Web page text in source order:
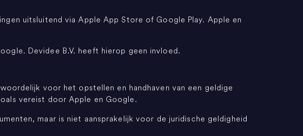
uitsluitend via Apple App Store of Google Play. Apple en
Devidee B.V. heeft hierop geen invloed.
voor het opstellen en handhaven van een geldige
vereist door Apple en Google.
maar is niet aansprakelijk voor de juridische geldigheid